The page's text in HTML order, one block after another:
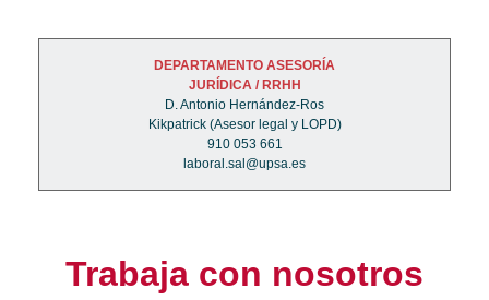
DEPARTAMENTO ASESORÍA
JURÍDICA / RRHH
D. Antonio Hernández-Ros
Kikpatrick (Asesor legal y LOPD)
910 053 661
laboral.sal@upsa.es
Trabaja con nosotros